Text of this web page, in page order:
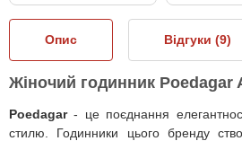
Опис Відгуки (9)
Жіночий годинник Poedagar
Poedagar- це поєднання
стилю. Годинники цього бренду